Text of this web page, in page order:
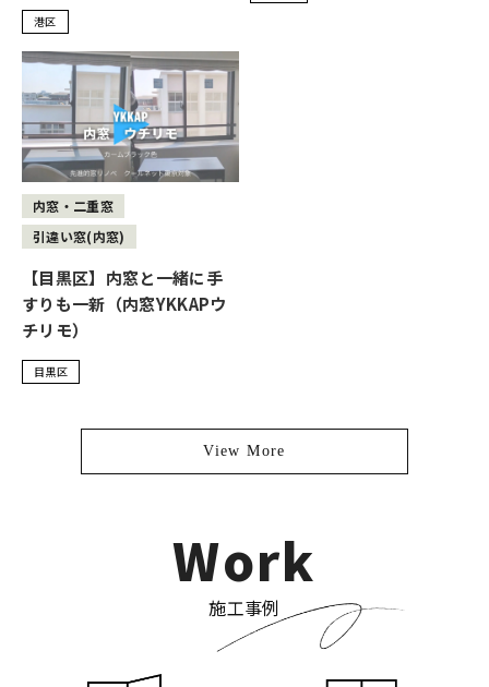
港区
内窓・二重窓
引違い窓(内窓)
【目黒区】内窓と一緒に手
すりも一新（内窓YKKAPウ
チリモ）
目黒区
View More
Work
施工事例